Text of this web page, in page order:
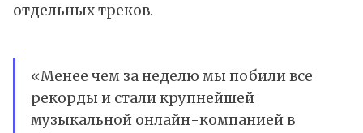
отдельных треков.
«Менее чем за неделю мы побили все
рекорды и стали крупнейшей
музыкальной онлайн-компанией в